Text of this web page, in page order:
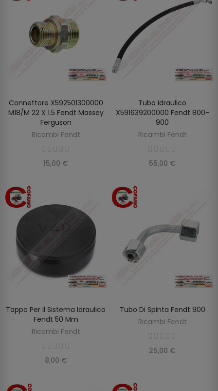
AGGIUNGI AL CARRELLO
Connettore X592501300000
M18/M 22 X 1.5 Fendt Massey
Ferguson
Ricambi Fendt
15,00 €
AGGIUNGI AL CARRELLO
Tubo Idraulico
X591639200000 Fendt 800-
900
Ricambi Fendt
55,00 €
AGGIUNGI AL CARRELLO
Tappo Per Il Sistema Idraulico
Fendt 50 Mm
Ricambi Fendt
8,00 €
AGGIUNGI AL CARRELLO
Tubo Di Spinta Fendt 900
Ricambi Fendt
25,00 €